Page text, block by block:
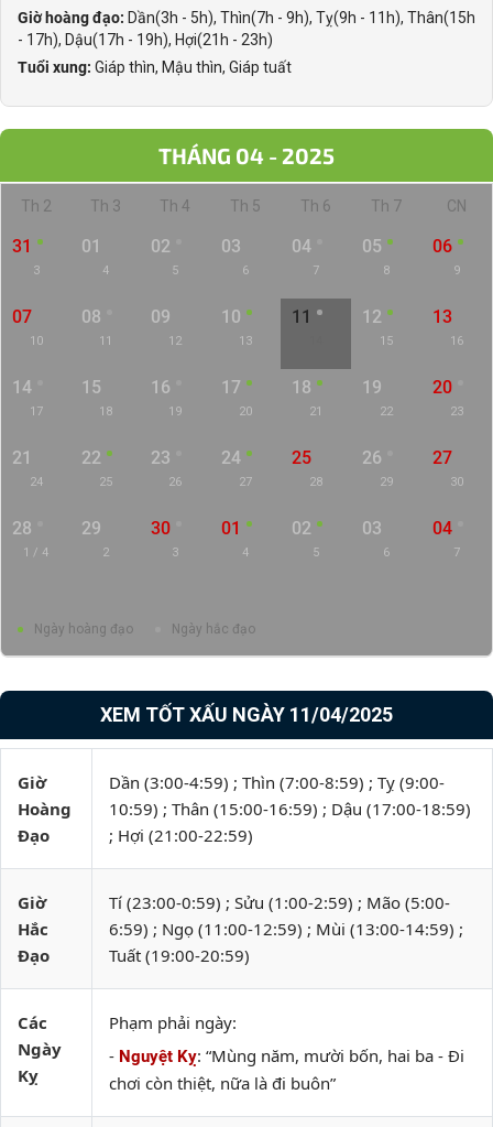
Giờ hoàng đạo: Dần(3h - 5h), Thìn(7h - 9h), Tỵ(9h - 11h), Thân(15h
- 17h), Dậu(17h - 19h), Hợi(21h - 23h)
Tuổi xung: Giáp thìn, Mậu thìn, Giáp tuất
THÁNG 04 - 2025
Th 2 Th 3 Th 4 Th 5 Th 6 Th 7 CN
31
3
01
4
02
5
03
6
04
7
05
8
06
9
07
10
08
11
09
12
10
13
11 12
15
13
16
14
17
15
18
16
19
17
20
18
21
19
22
20
23
21
24
22
25
23
26
24
27
25
28
26
29
27
30
28
1 / 4
29
2
30
3
01
4
02
5
03
6
04
7
Ngày hoàng đạo Ngày hắc đạo
XEM TỐT XẤU NGÀY 11/04/2025
Giờ
Hoàng
Đạo
Dần (3:00-4:59) ; Thìn (7:00-8:59) ; Tỵ (9:00-
10:59) ; Thân (15:00-16:59) ; Dậu (17:00-18:59)
; Hợi (21:00-22:59)
Giờ
Hắc
Đạo
Tí (23:00-0:59) ; Sửu (1:00-2:59) ; Mão (5:00-
6:59) ; Ngọ (11:00-12:59) ; Mùi (13:00-14:59) ;
Tuất (19:00-20:59)
Các
Ngày
Kỵ
Phạm phải ngày:
- Nguyệt Kỵ: “Mùng năm, mười bốn, hai ba - Đi
chơi còn thiệt, nữa là đi buôn”